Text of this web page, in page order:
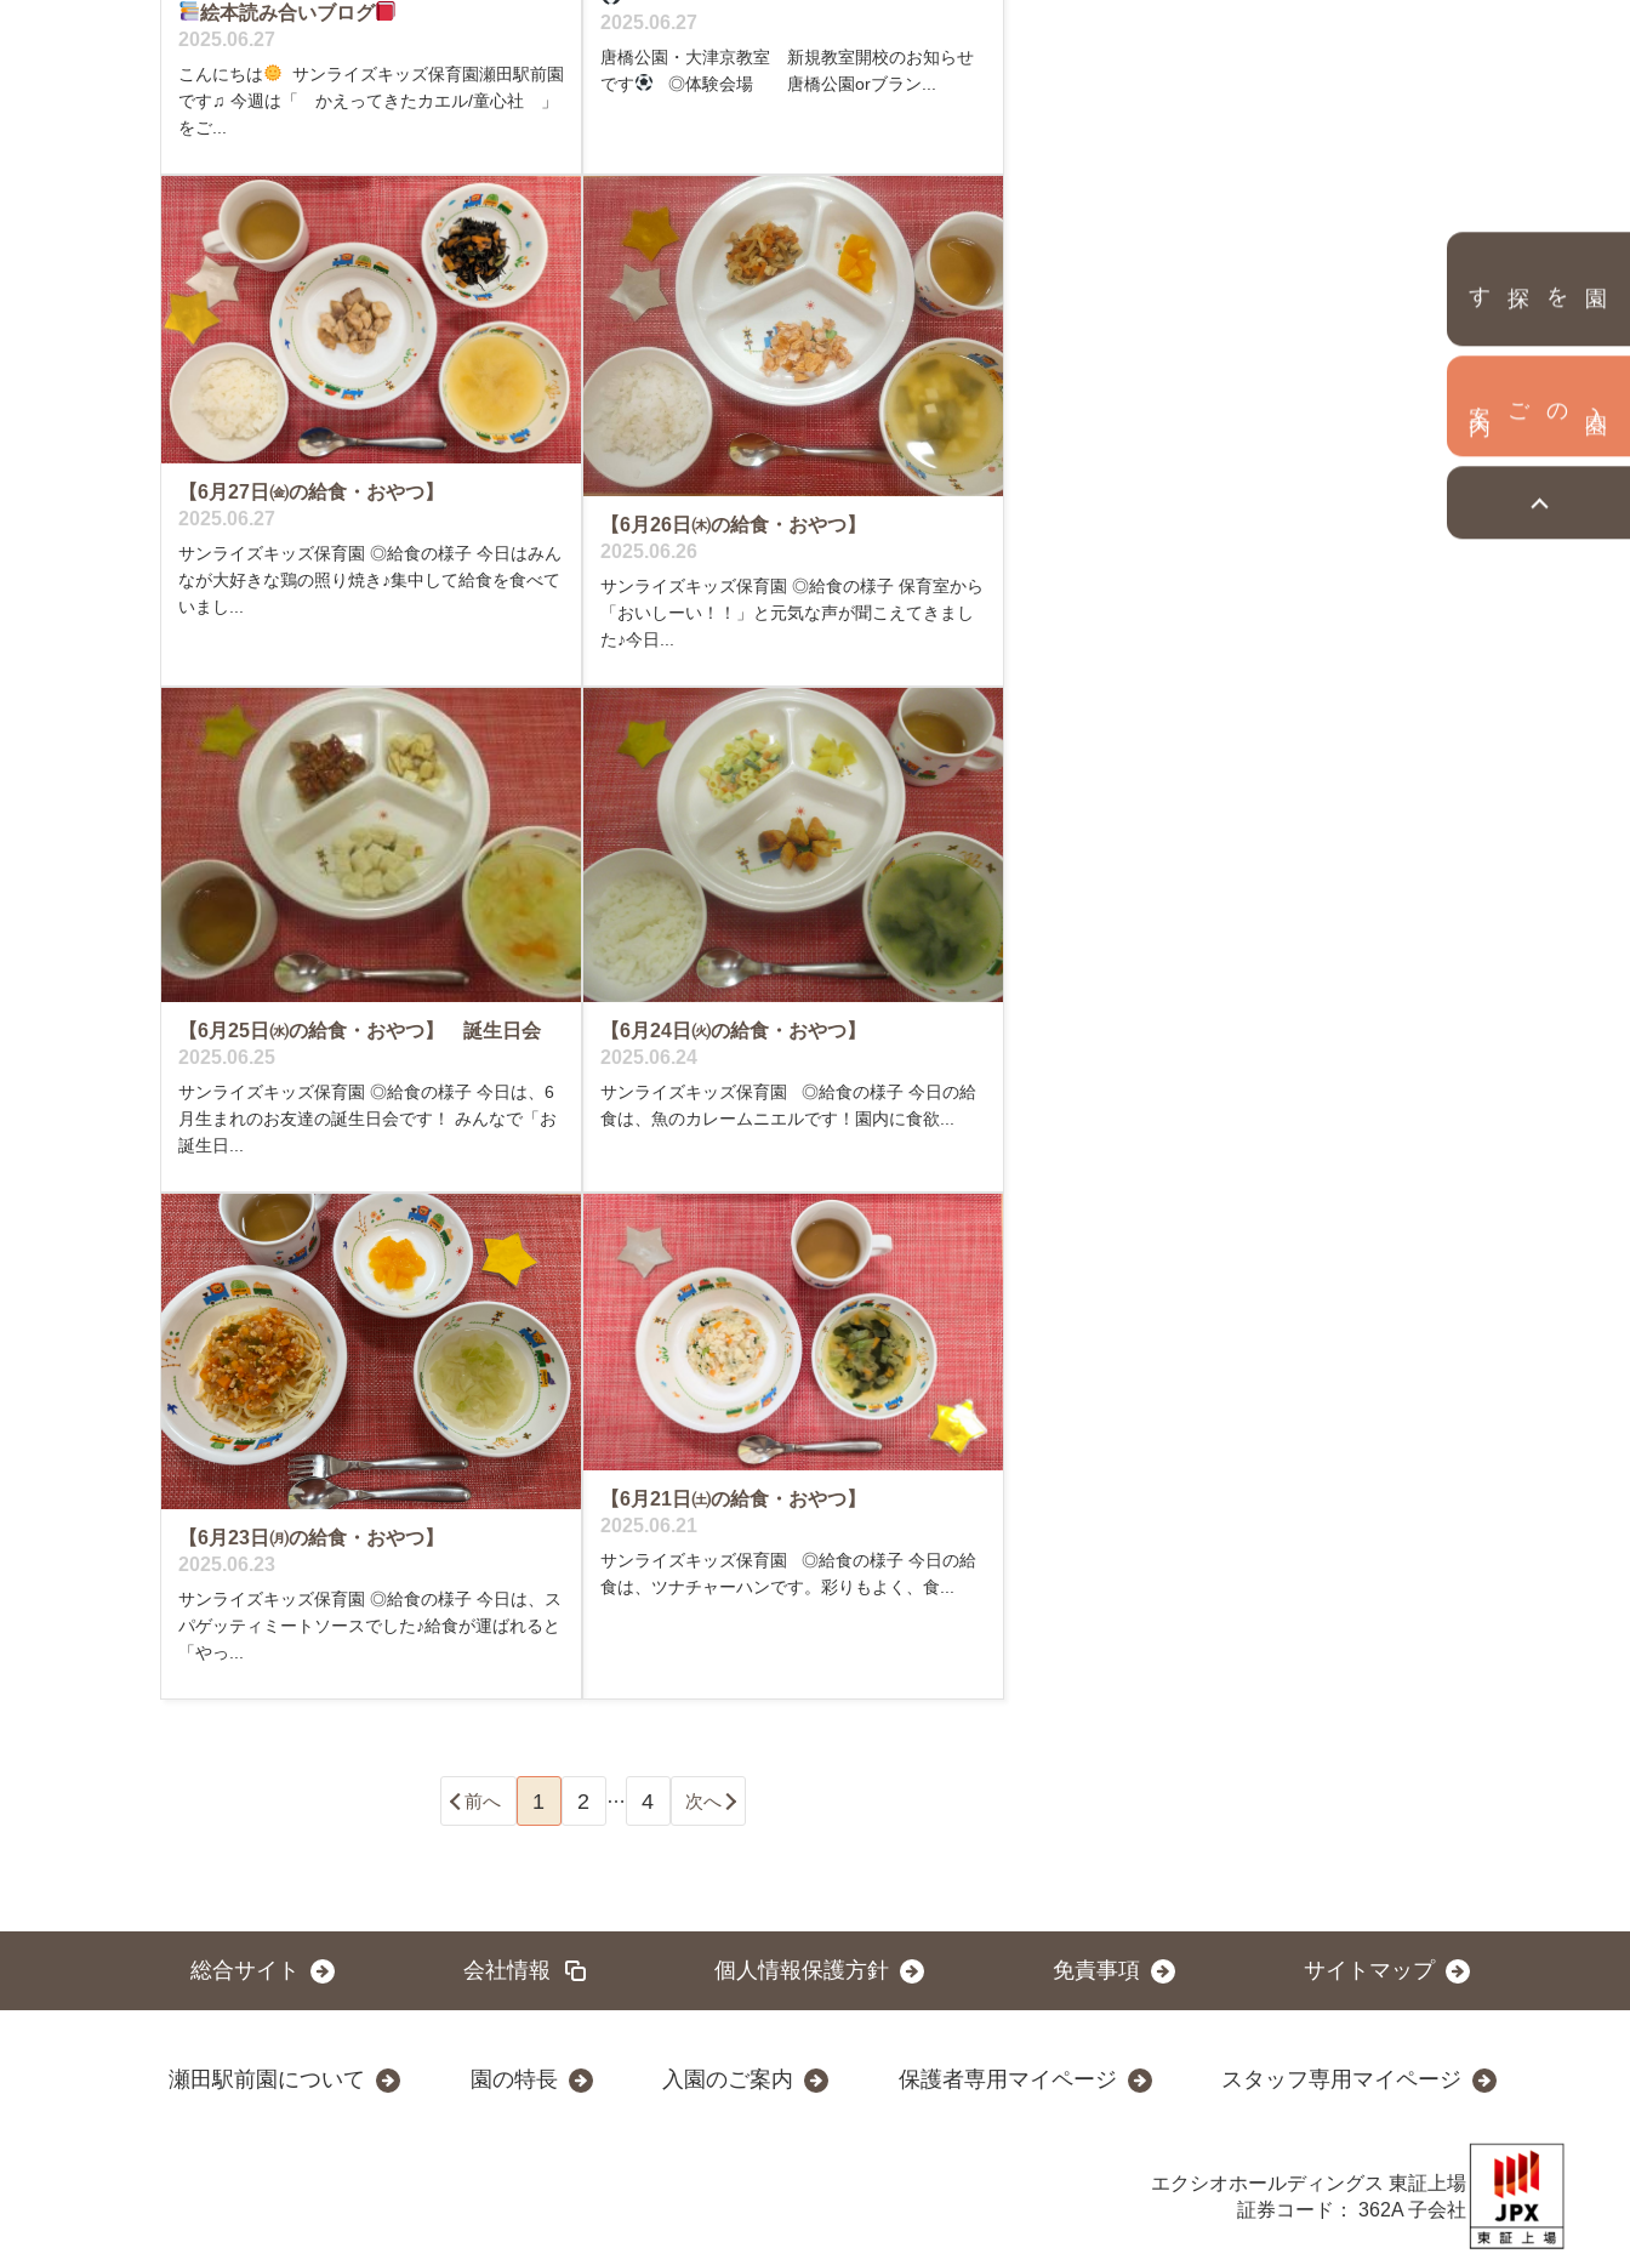
園を探す
絵本読み合いブログ
2025.06.27
こんにちは
サンライズキッズ保育園瀬田駅前園
です♫ 今週は「 かえってきたカエル/童心社 」
をご...
2025.06.27
唐橋公園・大津京教室 新規教室開校のお知らせ
です
◎体験会場 唐橋公園orブラン...
【6月27日㈮の給食・おやつ】
2025.06.27
サンライズキッズ保育園 ◎給食の様子 今日はみん
なが大好きな鶏の照り焼き♪集中して給食を食べて
いまし...
【6月26日㈭の給食・おやつ】
2025.06.26
サンライズキッズ保育園 ◎給食の様子 保育室から
「おいしーい！！」と元気な声が聞こえてきまし
た♪今日...
【6月25日㈬の給食・おやつ】 誕生日会
2025.06.25
サンライズキッズ保育園 ◎給食の様子 今日は、6
月生まれのお友達の誕生日会です！ みんなで「お
誕生日...
【6月24日㈫の給食・おやつ】
2025.06.24
サンライズキッズ保育園 ◎給食の様子 今日の給
食は、魚のカレームニエルです！園内に食欲...
【6月23日㈪の給食・おやつ】
2025.06.23
サンライズキッズ保育園 ◎給食の様子 今日は、ス
パゲッティミートソースでした♪給食が運ばれると
「やっ...
【6月21日㈯の給食・おやつ】
2025.06.21
サンライズキッズ保育園 ◎給食の様子 今日の給
食は、ツナチャーハンです。彩りもよく、食...
前へ 1 2 … 4 次へ
総合サイト 会社情報 個人情報保護方針 免責事項 サイトマップ
瀬田駅前園について 園の特長 入園のご案内 保護者専用マイページ スタッフ専用マイページ
エクシオホールディングス 東証上場
証券コード： 362A 子会社